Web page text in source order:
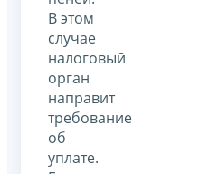
В этом
случае
налоговый
орган
направит
требование
об
уплате.